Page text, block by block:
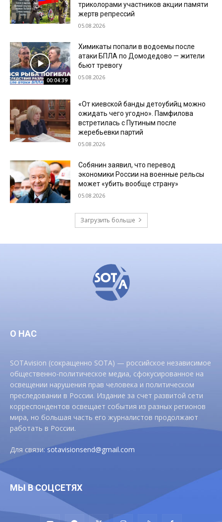
триколорами участников акции памяти
жертв репрессий
05.08.2026
00:04:39
Химикаты попали в водоемы после
атаки БПЛА по Домодедово — жители
бьют тревогу
05.08.2026
«От киевской банды детоубийц можно
ожидать чего угодно». Памфилова
встретилась с Путиным после
жеребьевки партий
05.08.2026
Собянин заявил, что перевод
экономики России на военные рельсы
может «убить вообще страну»
05.08.2026
Загрузить больше
О НАС
SOTAvision (сокращенно SOTA) — российское независимое
общественно-политическое медиа, сфокусированное на
освещении нарушения прав человека и политическом
преследовании в России. Издание за счет развитой сети
корреспондентов освещает события из разных регионов
мира, но большая часть его журналистов продолжают
работать в России.
Для связи:sotavisionsend@gmail.com
МЫ В СОЦСЕТЯХ